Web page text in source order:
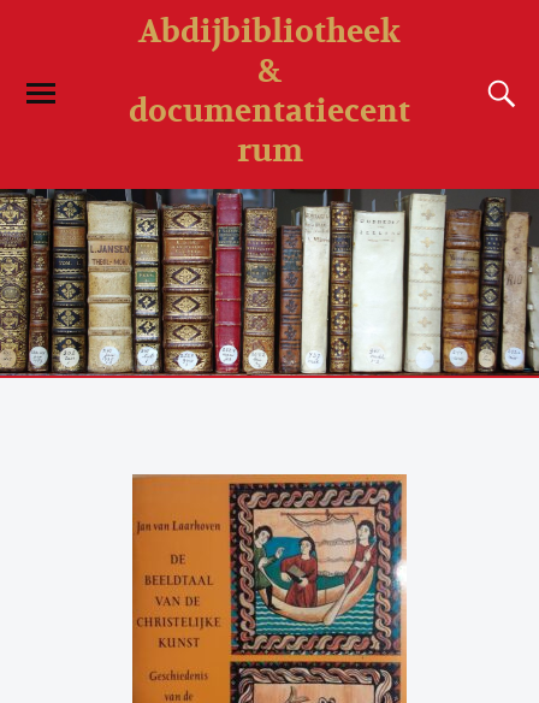
Abdijbibliotheek
&
documentatiecent
rum